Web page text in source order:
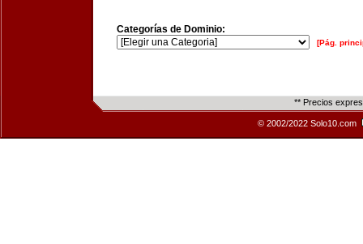
Categorías de Dominio:
[Pág.
** Precios
© 2002/2022 Solo10.com